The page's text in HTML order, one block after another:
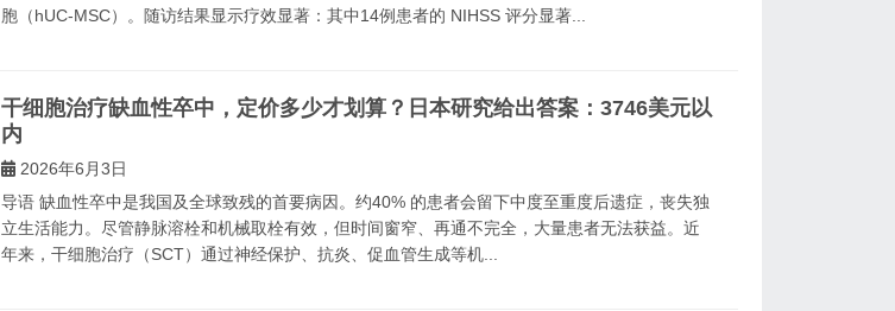
胞（hUC-MSC）。随访结果显示疗效显著：其中14例患者的 NIHSS 评分显著...
干细胞治疗缺血性卒中，定价多少才划算？日本研究给出答案：3746美元以
内
2026年6月3日
导语 缺血性卒中是我国及全球致残的首要病因。约40% 的患者会留下中度至重度后遗症，丧失独
立生活能力。尽管静脉溶栓和机械取栓有效，但时间窗窄、再通不完全，大量患者无法获益。近
年来，干细胞治疗（SCT）通过神经保护、抗炎、促血管生成等机...